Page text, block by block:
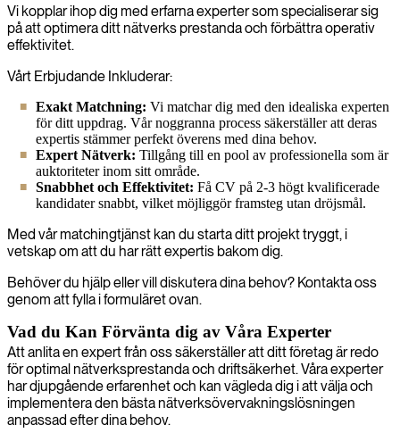
Vi kopplar ihop dig med erfarna experter som specialiserar sig
på att optimera ditt nätverks prestanda och förbättra operativ
effektivitet.
Vårt Erbjudande Inkluderar:
Exakt Matchning: Vi matchar dig med den idealiska experten
för ditt uppdrag. Vår noggranna process säkerställer att deras
expertis stämmer perfekt överens med dina behov.
Expert Nätverk: Tillgång till en pool av professionella som är
auktoriteter inom sitt område.
Snabbhet och Effektivitet: Få CV på 2-3 högt kvalificerade
kandidater snabbt, vilket möjliggör framsteg utan dröjsmål.
Med vår matchingtjänst kan du starta ditt projekt tryggt, i
vetskap om att du har rätt expertis bakom dig.
Behöver du hjälp eller vill diskutera dina behov? Kontakta oss
genom att fylla i formuläret ovan.
Vad du Kan Förvänta dig av Våra Experter
Att anlita en expert från oss säkerställer att ditt företag är redo
för optimal nätverksprestanda och driftsäkerhet. Våra experter
har djupgående erfarenhet och kan vägleda dig i att välja och
implementera den bästa nätverksövervakningslösningen
anpassad efter dina behov.